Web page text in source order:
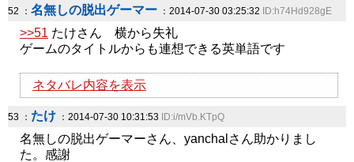
52 ： 名無しの脱出ゲーマー ：2014-07-30 03:25:32 ID:h74Hd928gE
>>51 たけさん 横から失礼
ゲームのタイトルからも連想できる英単語です
ネタバレ内容を表示
53 ： たけ ：2014-07-30 10:31:53 ID:i/mVb.KTpQ
名無しの脱出ゲーマーさん、yanchalさん助かりまし
た。感謝